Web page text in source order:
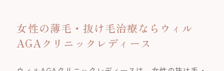
女性の薄毛・抜け毛治療ならウィル
AGAクリニックレディース